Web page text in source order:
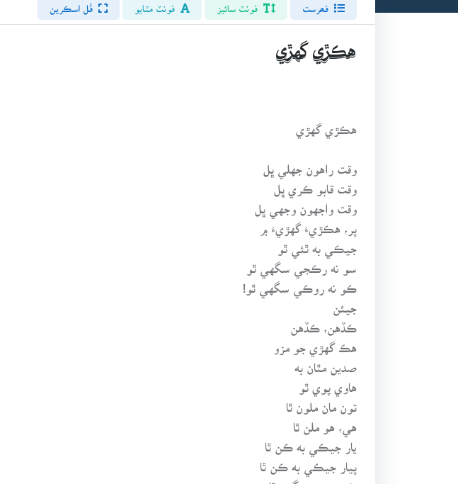
فُل اسڪرين
هڪڙي گهڙي
هڪڙي گهڙي
وقت راهون جهلي ڀل
وقت قابو ڪري ڀل
وقت واجهون وجهي ڀل
پر، هڪڙيءَ گهڙيءَ ۾
جيڪي به ٿئي ٿو
سو نه رڪجي سگهي ٿو
ڪو نه روڪي سگهي ٿو!
ڪڏهن، ڪڏهن
هڪ گهڙي جو مزو
صدين مٿان به
هاوي پوي ٿو
تون مان ملون ٿا
هي، هو ملن ٿا
يار جيڪي به ڪن ٿا
پيار جيڪي به ڪن ٿا
ڪري سي سگهن ٿا.